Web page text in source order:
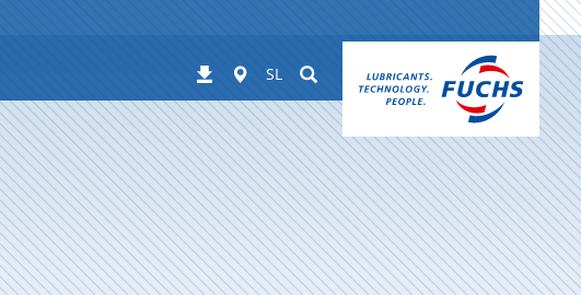
PrenosiWorldwide
SL Suchen